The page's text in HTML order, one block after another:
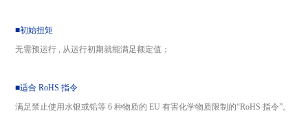
■初始扭矩
无需预运行 , 从运行初期就能满足额定值；
■适合 RoHS 指令
满足禁止使用水银或铅等 6 种物质的 EU 有害化学物质限制的“RoHS 指令”。